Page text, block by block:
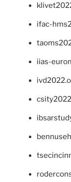
ifac-
iias-